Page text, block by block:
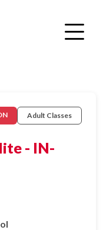
Adult Classes
- IN-